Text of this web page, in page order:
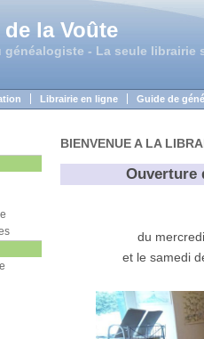
la Voûte
généalogiste - La seule librairie
Librairie en ligne Guide de
BIENVENUE A LA
Ouverture
du
et le samedi